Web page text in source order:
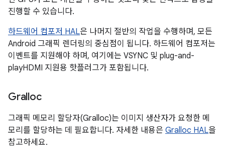
진행할 수 있습니다.
하드웨어 컴포저 HAL은 나머지 절반의 작업을 수행하며, 모든
Android 그래픽 렌더링의 중심점이 됩니다. 하드웨어 컴포저는
이벤트를 지원해야 하며, 여기에는 VSYNC 및 plug-and-
playHDMI 지원용 핫플러그가 포함됩니다.
Gralloc
그래픽 메모리 할당자(Gralloc)는 이미지 생산자가 요청한 메
모리를 할당하는 데 필요합니다. 자세한 내용은 Gralloc HAL을
참고하세요.